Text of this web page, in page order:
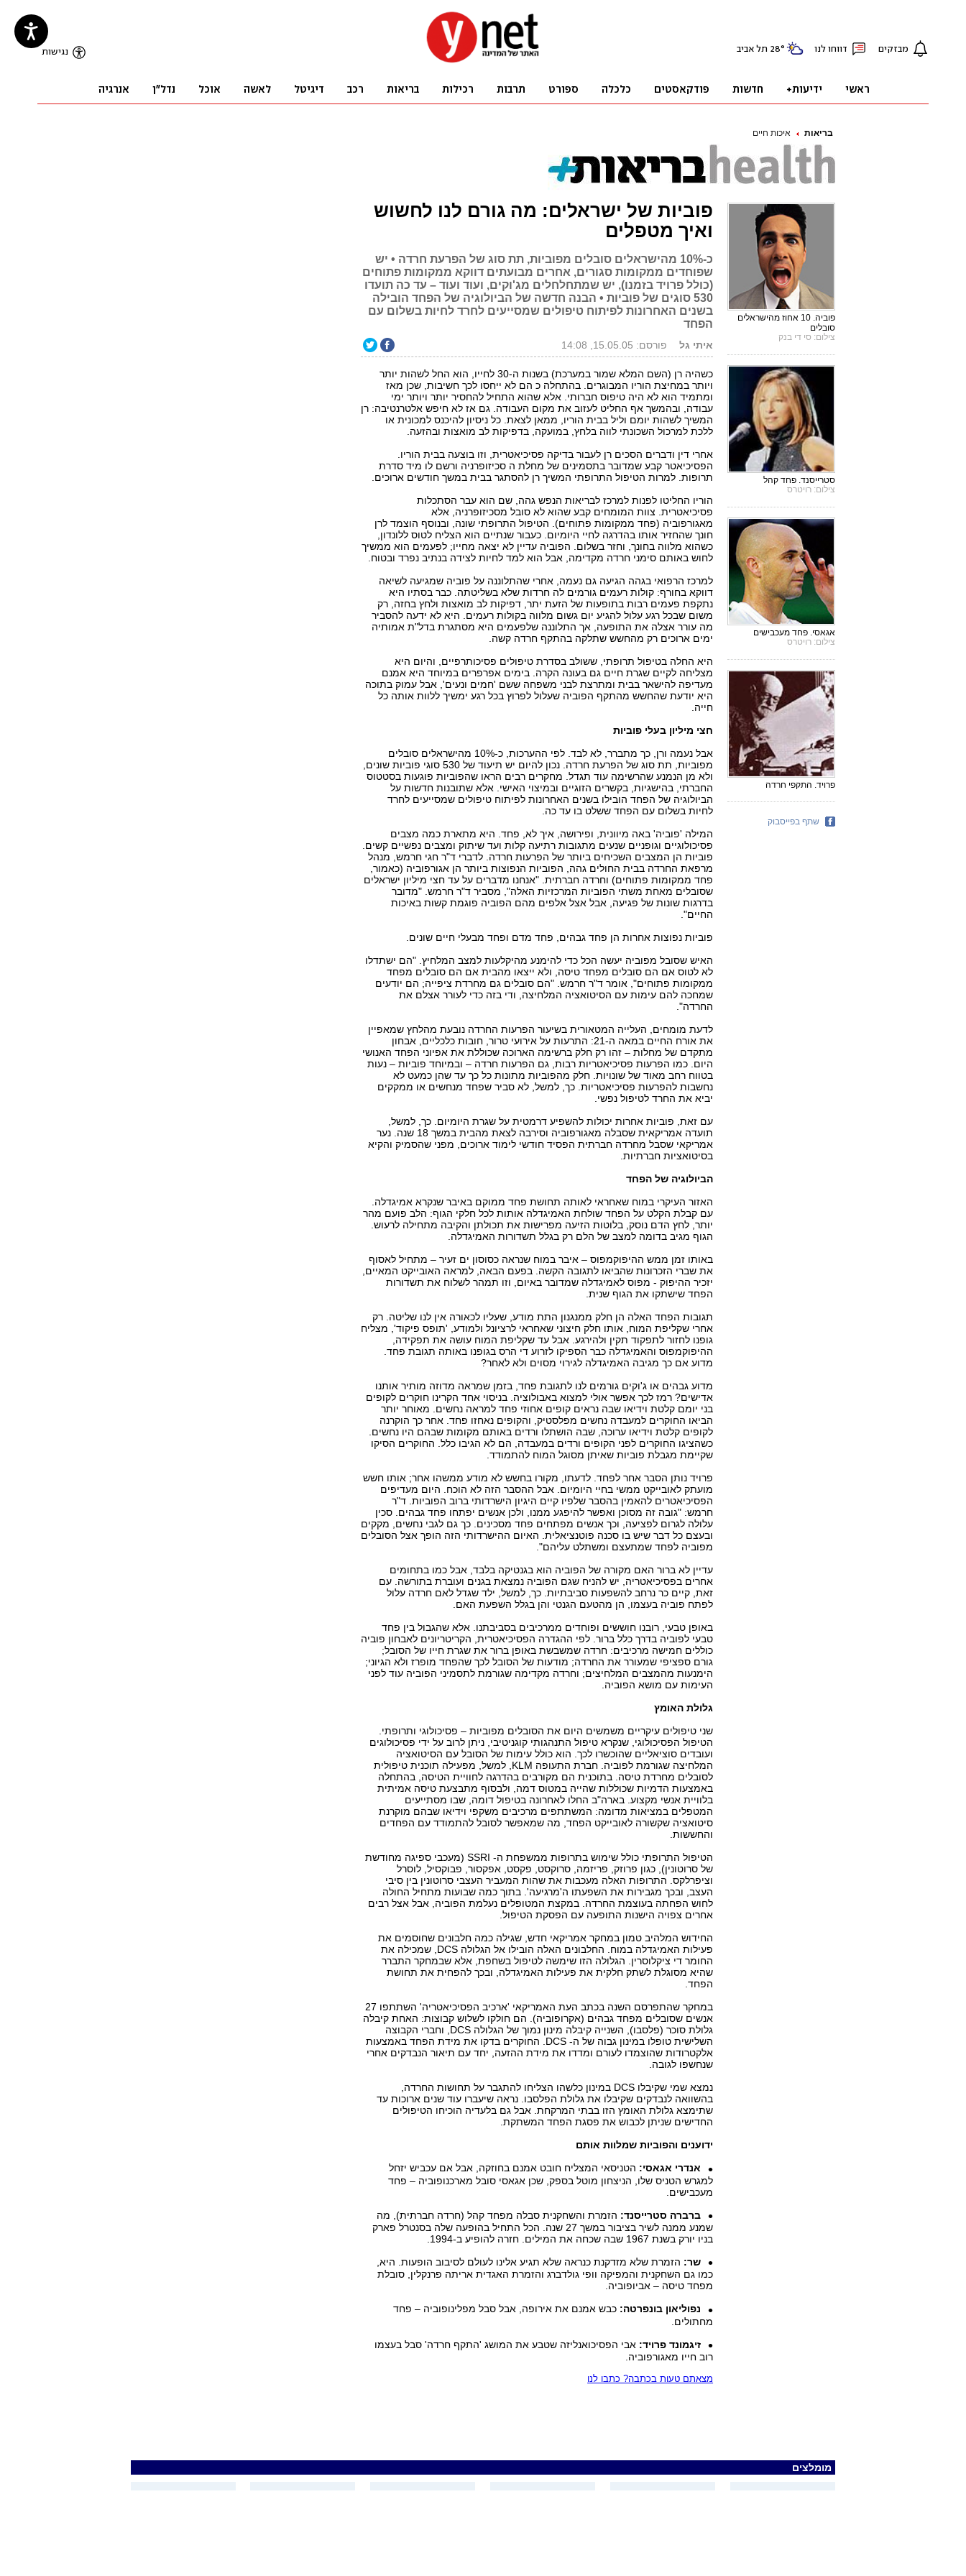
בריאות איכות חיים
פוביות של ישראלים: מה גורם לנו לחשוש
ואיך מטפלים
כ-10% מהישראלים סובלים מפוביות, תת סוג של הפרעת חרדה • יש
שפוחדים ממקומות סגורים, אחרים מבועתים דווקא ממקומות פתוחים
(כולל פרויד בזמנו), יש שמתחלחלים מג'וקים, ועוד ועוד – עד כה תועדו
530 סוגים של פוביות • הבנה חדשה של הביולוגיה של הפחד הובילה
בשנים האחרונות לפיתוח טיפולים שמסייעים לחרד לחיות בשלום עם
הפחד
איתי גל פורסם: 15.05.05, 14:08
כשהיה רן (השם המלא שמור במערכת) בשנות ה-30 לחייו, הוא החל לשהות יותר
ויותר במחיצת הוריו המבוגרים. בהתחלה כ הם לא ייחסו לכך חשיבות, שכן מאז
ומתמיד הוא לא היה טיפוס חברותי. אלא שהוא התחיל להחסיר יותר ויותר ימי
עבודה, ובהמשך אף החליט לעזוב את מקום העבודה. גם אז לא חיפש אלטרנטיבה: רן
המשיך לשהות יומם וליל בבית הוריו, ממאן לצאת. כל ניסיון להיכנס למכונית או
ללכת למרכול השכונתי לווה בלחץ, במועקה, בדפיקות לב מואצות ובהזעה.
אחרי דין ודברים הסכים רן לעבור בדיקה פסיכיאטרית, וזו בוצעה בבית הוריו.
הפסיכיאטר קבע שמדובר בתסמינים של מחלת ה סכיזופרניה ורשם לו מיד סדרת
תרופות. למרות הטיפול התרופתי המשיך רן להסתגר בבית במשך חודשים ארוכים.
הוריו החליטו לפנות למרכז לבריאות הנפש גהה, שם הוא עבר הסתכלות
פסיכיאטרית. צוות המומחים קבע שהוא לא סובל מסכיזופרניה, אלא
מאגורפוביה (פחד ממקומות פתוחים). הטיפול התרופתי שונה, ובנוסף הוצמד לרן
חונך שהחזיר אותו בהדרגה לחיי היומיום. כעבור שנתיים הוא הצליח לטוס ללונדון,
כשהוא מלווה בחונך, וחזר בשלום. הפוביה עדיין לא יצאה מחייו; לפעמים הוא ממשיך
לחוש באותם סימני חרדה מקדימה, אבל הוא למד לחיות לצידה בנתיב נפרד ובטוח.
למרכז הרפואי בגהה הגיעה גם נעמה, אחרי שהתלוננה על פוביה שמגיעה לשיאה
דווקא בחורף: קולות רעמים גורמים לה חרדות שלא בשליטתה. כבר בסתיו היא
נתקפת פעמים רבות בתופעות של הזעת יתר, דפיקות לב מואצות ולחץ בחזה, רק
משום שבכל רגע עלול להגיע יום גשום מלווה בקולות רעמים. היא לא ידעה להסביר
מה עורר אצלה את התופעה, אך התלוננה שלפעמים היא מסתגרת בדל"ת אמותיה
ימים ארוכים רק מהחשש שתלקה בהתקף חרדה קשה.
היא החלה בטיפול תרופתי, ששולב בסדרת טיפולים פסיכותרפיים, והיום היא
מצליחה לקיים שגרת חיים גם בעונה הקרה. בימים אפרפרים במיוחד היא אמנם
מעדיפה להישאר בבית ומתרצת לבני משפחה ששם 'חמים ונעים', אבל עמוק בתוכה
היא יודעת שהחשש מהתקף הפוביה שעלול לפרוץ בכל רגע ימשיך ללוות אותה כל
חייה.
חצי מיליון בעלי פוביות
אבל נעמה ורן, כך מתברר, לא לבד. לפי ההערכות, כ-10% מהישראלים סובלים
מפוביות, תת סוג של הפרעת חרדה. נכון להיום יש תיעוד של 530 סוגי פוביות שונים,
ולא מן הנמנע שהרשימה עוד תגדל. מחקרים רבים הראו שהפוביות פוגעות בסטטוס
החברתי, בהישגיות, בקשרים הזוגיים ובמיצוי האישי. אלא שתובנות חדשות על
הביולוגיה של הפחד הובילו בשנים האחרונות לפיתוח טיפולים שמסייעים לחרד
לחיות בשלום עם הפחד ששלט בו עד כה.
המילה 'פוביה' באה מיוונית, ופירושה, איך לא, פחד. היא מתארת כמה מצבים
פסיכולוגיים וגופניים שנעים מתגובות רתיעה קלות ועד שיתוק ומצבים נפשיים קשים.
פוביות הן המצבים השכיחים ביותר של הפרעות חרדה. לדברי ד"ר חגי חרמש, מנהל
מרפאת החרדה בבית החולים גהה, הפוביות הנפוצות ביותר הן אגורפוביה (כאמור,
פחד ממקומות פתוחים) וחרדה חברתית. "אנחנו מדברים על עד חצי מיליון ישראלים
שסובלים מאחת משתי הפוביות המרכזיות האלה", מסביר ד"ר חרמש. "מדובר
בדרגות שונות של פגיעה, אבל אצל אלפים מהם הפוביה פוגמת קשות באיכות
החיים".
פוביות נפוצות אחרות הן פחד גבהים, פחד מדם ופחד מבעלי חיים שונים.
האיש שסובל מפוביה יעשה הכל כדי להימנע מהיקלעות למצב המלחיץ. "הם ישתדלו
לא לטוס אם הם סובלים מפחד טיסה, ולא ייצאו מהבית אם הם סובלים מפחד
ממקומות פתוחים", אומר ד"ר חרמש. "הם סובלים גם מחרדת ציפייה; הם יודעים
שמחכה להם עימות עם הסיטואציה המלחיצה, ודי בזה כדי לעורר אצלם את
החרדה".
לדעת מומחים, העלייה המטאורית בשיעור הפרעות החרדה נובעת מהלחץ שמאפיין
את אורח החיים במאה ה-21: התרעות על אירועי טרור, חובות כלכליים, אבחון
מתקדם של מחלות – זהו רק חלק ברשימה הארוכה שכוללת את אפיוני הפחד האנושי
היום. כמו הפרעות פסיכיאטריות רבות, גם הפרעות חרדה – ובמיוחד פוביות – נעות
בטווח רחב מאוד של שונויות. חלק מהפוביות מתונות כל כך עד שהן כמעט לא
נחשבות להפרעות פסיכיאטריות. כך, למשל, לא סביר שפחד מנחשים או ממקקים
יביא את החרד לטיפול נפשי.
עם זאת, פוביות אחרות יכולות להשפיע דרמטית על שגרת היומיום. כך, למשל,
תועדה אמריקאית שסבלה מאגורפוביה וסירבה לצאת מהבית במשך 18 שנה. נער
אמריקאי שסבל מחרדה חברתית הפסיד חודשי לימוד ארוכים, מפני שהסמיק והקיא
בסיטואציות חברתיות.
הביולוגיה של הפחד
האזור העיקרי במוח שאחראי לאותה תחושת פחד ממוקם באיבר שנקרא אמיגדלה.
עם קבלת הקלט על הפחד שולחת האמיגדלה אותות לכל חלקי הגוף: הלב פועם מהר
יותר, לחץ הדם נוסק, בלוטות הזיעה מפרישות את תכולתן והקיבה מתחילה לרעוש.
הגוף מגיב בדומה למצב של הלם רק בגלל תשדורות האמיגדלה.
באותו זמן ממש ההיפוקמפוס – איבר במוח שנראה כסוסון ים זעיר – מתחיל לאסוף
את שברי הזכרונות שהביאו לתגובה הקשה. בפעם הבאה, למראה האובייקט המאיים,
יזכיר ההיפוק - מפוס לאמיגדלה שמדובר באיום, וזו תמהר לשלוח את תשדורות
הפחד שישתקו את הגוף שנית.
תגובות הפחד האלה הן חלק ממנגנון התת מודע, שעליו לכאורה אין לנו שליטה. רק
אחרי שקליפת המוח, אותו חלק חיצוני שאחראי לרציונל ולמודע, 'תופס פיקוד', מצליח
גופנו לחזור לתפקוד תקין ולהירגע. אבל עד שקליפת המוח עושה את תפקידה,
ההיפוקמפוס והאמיגדלה כבר הספיקו לזרוע די הרס בגופנו באותה תגובת פחד.
מדוע אם כך מגיבה האמיגדלה לגירוי מסוים ולא לאחר?
מדוע גבהים או ג'וקים גורמים לנו לתגובת פחד, בזמן שמראה מדוזה מותיר אותנו
אדישים? רמז לכך אפשר אולי למצוא באבולוציה. בניסוי אחד הקרינו חוקרים לקופים
בני יומם קלטת וידיאו שבה נראים קופים אחוזי פחד למראה נחשים. מאוחר יותר
הביאו החוקרים למעבדה נחשים מפלסטיק, והקופים נאחזו פחד. אחר כך הוקרנה
לקופים קלטת וידיאו ערוכה, שבה הושתלו ורדים באותם מקומות שבהם היו נחשים.
כשהציגו החוקרים לפני הקופים ורדים במעבדה, הם לא הגיבו כלל. החוקרים הסיקו
שקיימת מגבלת פוביות שאיתן מסוגל המוח להתמודד.
פרויד נותן הסבר אחר לפחד. לדעתו, מקורו בחשש לא מודע ממשהו אחר; אותו חשש
מועתק לאובייקט ממשי בחיי היומיום. אבל ההסבר הזה לא הוכח. היום מעדיפים
הפסיכיאטרים להאמין בהסבר שלפיו קיים היגיון הישרדותי ברוב הפוביות. ד"ר
חרמש: "גובה זה מסוכן ואפשר להיפגע ממנו, ולכן אנשים יפתחו פחד גבהים. סכין
עלולה לגרום לפציעה, וכך אנשים מפתחים פחד מסכינים. כך גם לגבי נחשים, מקקים
ובעצם כל דבר שיש בו סכנה פוטנציאלית. האיום ההישרדותי הזה הופך אצל הסובלים
מפוביה לפחד שמתעצם ומשתלט עליהם".
עדיין לא ברור האם מקורה של הפוביה הוא בגנטיקה בלבד, אבל כמו בתחומים
אחרים בפסיכיאטריה, יש להניח שגם הפוביה נמצאת בגנים ועוברת בתורשה. עם
זאת, קיים כר נרחב להשפעות סביבתיות. כך, למשל, ילד שגדל לאם חרדה עלול
לפתח פוביה בעצמו, הן מהטעם הגנטי והן בגלל השפעת האם.
באופן טבעי, רובנו חוששים ופוחדים ממרכיבים בסביבתנו. אלא שהגבול בין פחד
טבעי לפוביה בדרך כלל ברור. לפי ההגדרה הפסיכיאטרית, הקריטריונים לאבחון פוביה
כוללים חמישה מרכיבים: חרדה שמשבשת באופן ברור את שגרת חייו של הסובל;
גורם ספציפי שמעורר את החרדה; מודעות של הסובל לכך שהפחד מופרז ולא הגיוני;
הימנעות מהמצבים המלחיצים; וחרדה מקדימה שגורמת לתסמיני הפוביה עוד לפני
העימות עם מושא הפוביה.
גלולת האומץ
שני טיפולים עיקריים משמשים היום את הסובלים מפוביות – פסיכולוגי ותרופתי.
הטיפול הפסיכולוגי, שנקרא טיפול התנהגותי קוגניטיבי, ניתן לרוב על ידי פסיכולוגים
ועובדים סוציאליים שהוכשרו לכך. הוא כולל עימות של הסובל עם הסיטואציה
המלחיצה שגורמת לפוביה. חברת התעופה KLM, למשל, מפעילה תוכנית טיפולית
לסובלים מחרדת טיסה. בתוכנית הם מקורבים בהדרגה לחוויית הטיסה, בהתחלה
באמצעות הדמיות שכוללות שהייה במטוס דמה, ולבסוף מתבצעת טיסה אמיתית
בלוויית אנשי מקצוע. בארה"ב החלו לאחרונה בטיפול דומה, שבו מסתייעים
המטפלים במציאות מדומה: המשתתפים מרכיבים משקפי וידיאו שבהם מוקרנת
סיטואציה שקשורה לאובייקט הפחד, מה שמאפשר לסובל להתמודד עם הפחדים
והחששות.
הטיפול התרופתי כולל שימוש בתרופות ממשפחת ה- SSRI (מעכבי ספיגה מחודשת
של סרוטונין), כגון פרוזק, פריזמה, סרוקסט, פקסט, אפקסור, פבוקסיל, לוסרל
וציפרלקס. התרופות האלה מעכבות את שהות המעביר העצבי סרוטונין בין סיבי
העצב, ובכך מגבירות את השפעתו ה'מרגיעה'. בתוך כמה שבועות מתחיל החולה
לחוש הפחתה בעוצמת החרדה. במקצת המטופלים נעלמת הפוביה, אבל אצל רבים
אחרים צפויה הישנות התופעה עם הפסקת הטיפול.
החידוש המלהיב טמון במחקר אמריקאי חדש, שגילה כמה חלבונים שחוסמים את
פעילות האמיגדלה במוח. החלבונים האלה הובילו אל הגלולה DCS, שמכילה את
החומר די ציקלוסרין. הגלולה הזו שימשה לטיפול בשחפת, אלא שבמחקר התברר
שהיא מסוגלת לשתק חלקית את פעילות האמיגדלה, ובכך להפחית את תחושת
הפחד.
במחקר שהתפרסם השנה בכתב העת האמריקאי 'ארכיב הפסיכיאטריה' השתתפו 27
אנשים שסובלים מפחד גבהים (אקרופוביה). הם חולקו לשלוש קבוצות: האחת קיבלה
גלולת סוכר (פלסבו), השנייה קיבלה מינון נמוך של הגלולה DCS, וחברי הקבוצה
השלישית טופלו במינון גבוה של ה- DCS. החוקרים בדקו את מידת הפחד באמצעות
אלקטרודות שהוצמדו לעורם ומדדו את מידת ההזעה, יחד עם תיאור הנבדקים אחרי
שנחשפו לגובה.
נמצא שמי שקיבלו DCS במינון כלשהו הצליחו להתגבר על תחושות החרדה,
בהשוואה לנבדקים שקיבלו את גלולת הפלסבו. נראה שיעברו עוד שנים ארוכות עד
שתימצא גלולת האומץ הזו בבתי המרקחת. אבל גם בלעדיה הוכיחו הטיפולים
החדישים שניתן לכבוש את פסגת הפחד המשתקת.
ידוענים והפוביות שמלוות אותם
אנדרי אגאסי: הטניסאי המצליח חובט אמנם בחוזקה, אבל אם עכביש יזחל
למגרש הטניס שלו, הניצחון מוטל בספק, שכן אגאסי סובל מארכנופוביה – פחד
מעכבישים.
ברברה סטרייסנד: הזמרת והשחקנית סבלה מפחד קהל (חרדה חברתית), מה
שמנע ממנה לשיר בציבור במשך 27 שנה. הכל התחיל בהופעה שלה בסנטרל פארק
בניו יורק בשנת 1967 שבה שכחה את המילים. חזרה להופיע ב-1994.
שר: הזמרת שלא מזדקנת כנראה שלא תגיע אלינו לעולם לסיבוב הופעות. היא,
כמו גם השחקנית והמפיקה וופי גולדברג והזמרת האגדית אריתה פרנקלין, סובלת
מפחד טיסה – אביופוביה.
נפוליאון בונפרטה: כבש אמנם את אירופה, אבל סבל מפלינופוביה – פחד
מחתולים.
זיגמונד פרויד: אבי הפסיכואנליזה שטבע את המושג 'התקף חרדה' סבל בעצמו
רוב חייו מאגורפוביה.
מצאתם טעות בכתבה? כתבו לנו
פוביה. 10 אחוז מהישראלים
סובלים
צילום: סי די בנק
סטרייסנד. פחד קהל
צילום: רויטרס
אגאסי. פחד מעכבישים
צילום: רויטרס
פרויד. התקפי חרדה
שתף בפייסבוק
מומלצים